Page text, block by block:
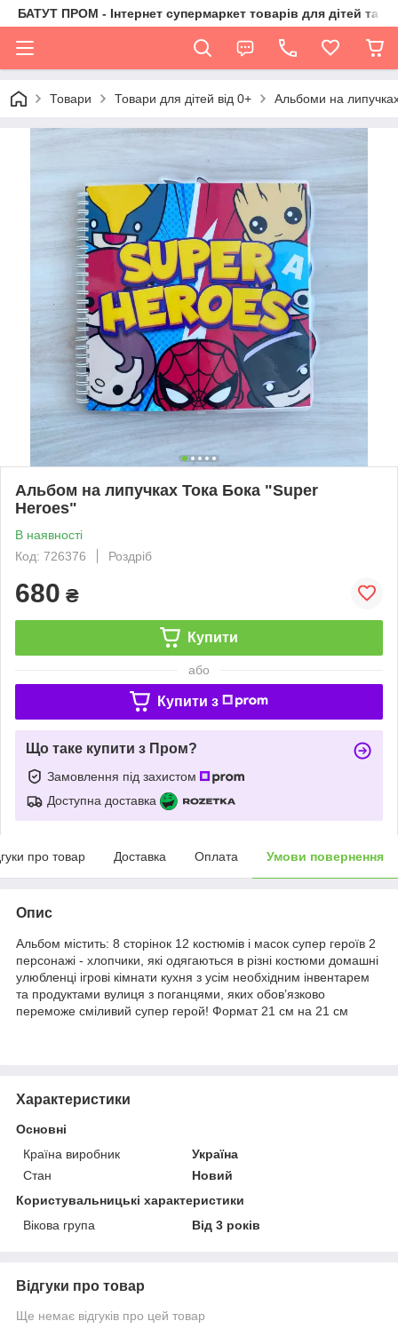
БАТУТ ПРОМ - Інтернет супермаркет товарів для дітей та їх
Товари Товари для дітей від 0+ Альбоми на
Альбом на липучках Тока Бока "Super
Heroes"
В наявності
Код: 726376
Роздріб
680 ₴
Купити
або
Купити з
Що таке купити з Пром?
Замовлення під захистом
Доступна доставка
про товар Доставка Оплата Умови повернення
Опис
Альбом містить: 8 сторінок 12 костюмів і масок супер героїв 2
персонажі - хлопчики, які одягаються в різні костюми домашні
улюбленці ігрові кімнати кухня з усім необхідним інвентарем
та продуктами вулиця з поганцями, яких обов’язково
переможе сміливий супер герой! Формат 21 см на 21 см
Характеристики
Основні
Країна виробник
Україна
Стан
Новий
Користувальницькі характеристики
Вікова група
Від 3 років
Відгуки про товар
Ще немає відгуків про цей товар